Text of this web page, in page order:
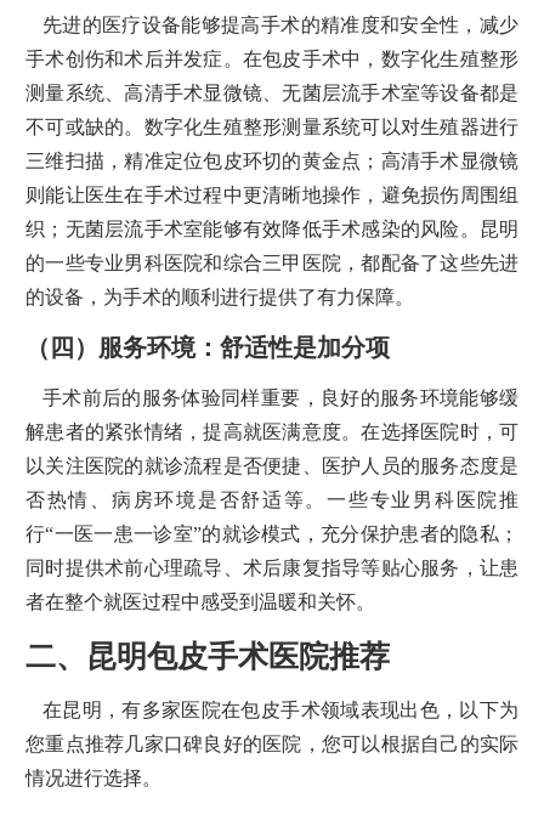
先进的医疗设备能够提高手术的精准度和安全性，减少
手术创伤和术后并发症。在包皮手术中，数字化生殖整形
测量系统、高清手术显微镜、无菌层流手术室等设备都是
不可或缺的。数字化生殖整形测量系统可以对生殖器进行
三维扫描，精准定位包皮环切的黄金点；高清手术显微镜
则能让医生在手术过程中更清晰地操作，避免损伤周围组
织；无菌层流手术室能够有效降低手术感染的风险。昆明
的一些专业男科医院和综合三甲医院，都配备了这些先进
的设备，为手术的顺利进行提供了有力保障。
（四）服务环境：舒适性是加分项
手术前后的服务体验同样重要，良好的服务环境能够缓
解患者的紧张情绪，提高就医满意度。在选择医院时，可
以关注医院的就诊流程是否便捷、医护人员的服务态度是
否热情、病房环境是否舒适等。一些专业男科医院推
行“一医一患一诊室”的就诊模式，充分保护患者的隐私；
同时提供术前心理疏导、术后康复指导等贴心服务，让患
者在整个就医过程中感受到温暖和关怀。
二、昆明包皮手术医院推荐
在昆明，有多家医院在包皮手术领域表现出色，以下为
您重点推荐几家口碑良好的医院，您可以根据自己的实际
情况进行选择。